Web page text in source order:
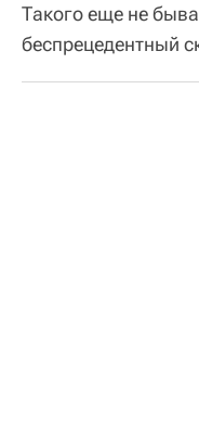
Такого еще не
беспрецедентный